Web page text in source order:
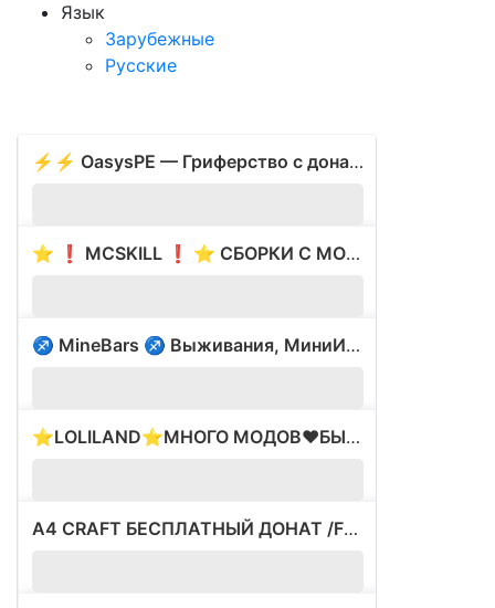
Язык
Зарубежные
Русские
⚡⚡ OasysPE — Гриферство с донатом
⭐ ❗ MCSKILL ❗ ⭐ СБОРКИ С МОДАМИ ⭐ ВАЙП 17.05 ⭐
♐ MineBars ♐ Выживания, МиниИгры ⭐ 1.8-1.18.2
⭐LOLILAND⭐МНОГО МОДОВ❤️БЫЛ ВАЙП❤️ЛУЧШИЕ СЕРВЕРА
A4 CRAFT БЕСПЛАТНЫЙ ДОНАТ /FREE ВСЕ ВЕРСИИ